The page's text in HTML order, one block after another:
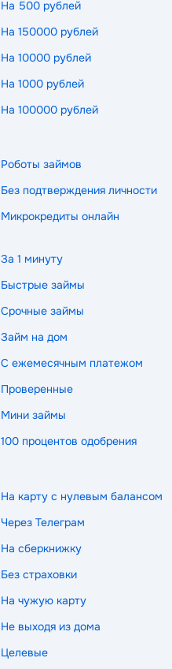
На 500 рублей
На 150000 рублей
На 10000 рублей
На 1000 рублей
На 100000 рублей
Роботы займов
Без подтверждения личности
Микрокредиты онлайн
За 1 минуту
Быстрые займы
Срочные займы
Займ на дом
С ежемесячным платежом
Проверенные
Мини займы
100 процентов одобрения
На карту с нулевым балансом
Через Телеграм
На сберкнижку
Без страховки
На чужую карту
Не выходя из дома
Целевые